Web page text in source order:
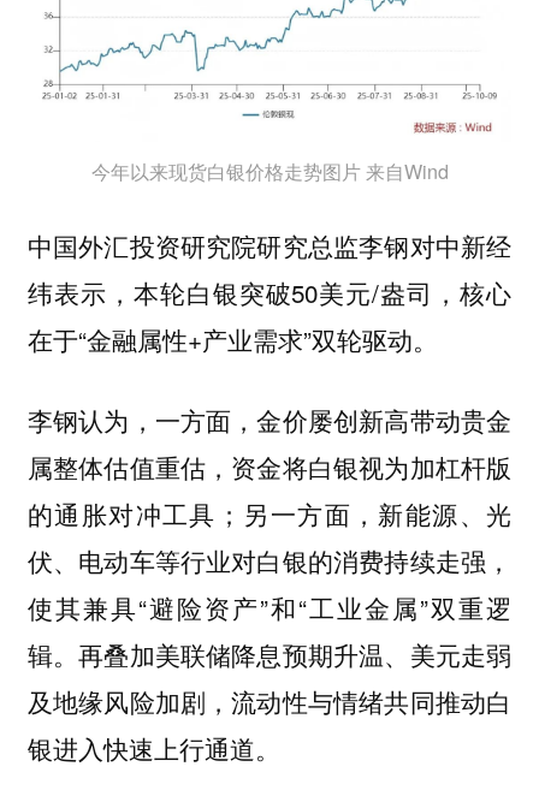
今年以来现货白银价格走势图片 来自Wind
中国外汇投资研究院研究总监李钢对中新经
纬表示，本轮白银突破50美元/盎司，核心
在于“金融属性+产业需求”双轮驱动。
李钢认为，一方面，金价屡创新高带动贵金
属整体估值重估，资金将白银视为加杠杆版
的通胀对冲工具；另一方面，新能源、光
伏、电动车等行业对白银的消费持续走强，
使其兼具“避险资产”和“工业金属”双重逻
辑。再叠加美联储降息预期升温、美元走弱
及地缘风险加剧，流动性与情绪共同推动白
银进入快速上行通道。